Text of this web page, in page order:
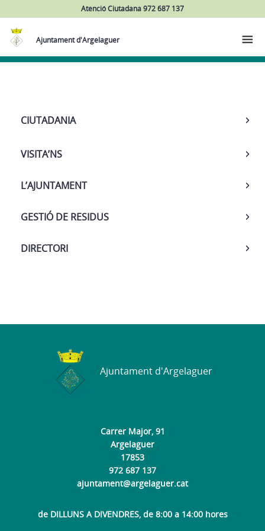
Atenció Ciutadana 972 687 137
Ajuntament d'Argelaguer
Navega
CIUTADANIA
VISITA’NS
L’AJUNTAMENT
GESTIÓ DE RESIDUS
DIRECTORI
Carrer Major, 91
Argelaguer
17853
972 687 137
ajuntament@argelaguer.cat
de DILLUNS A DIVENDRES, de 8:00 a 14:00 hores
Ajuntament d'Argelaguer